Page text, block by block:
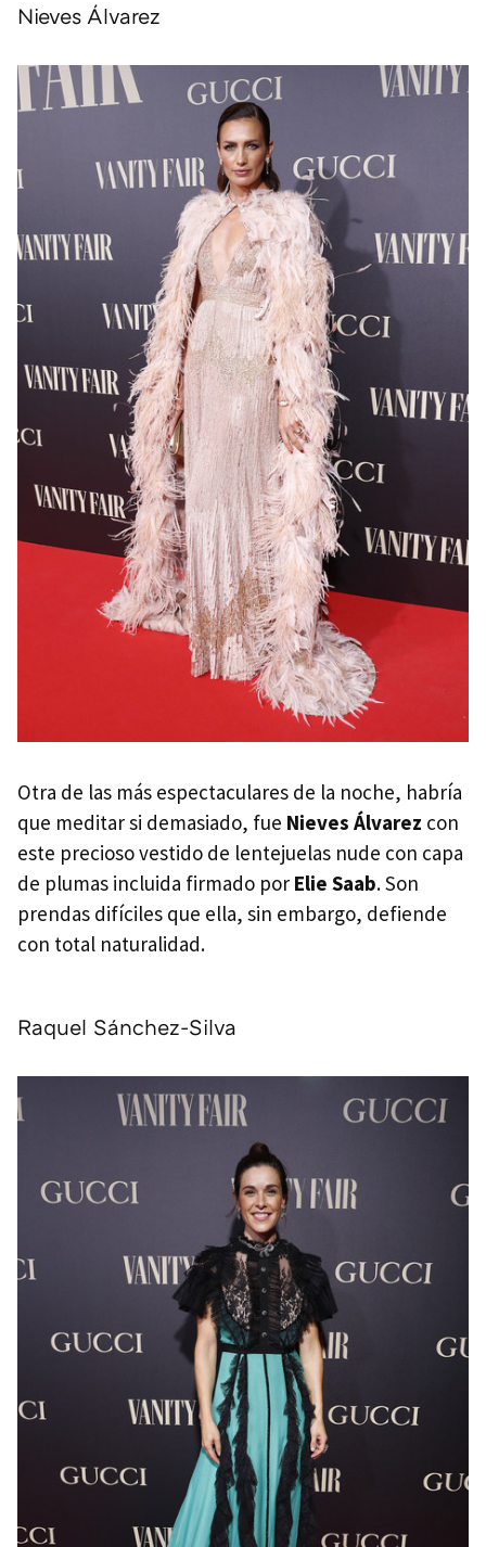
Nieves Álvarez
Otra de las más espectaculares de la noche, habría
que meditar si demasiado, fue Nieves Álvarez con
este precioso vestido de lentejuelas nude con capa
de plumas incluida firmado por Elie Saab. Son
prendas difíciles que ella, sin embargo, defiende
con total naturalidad.
Raquel Sánchez-Silva